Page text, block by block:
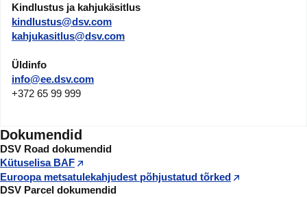
Kindlustus ja kahjukäsitlus
kindlustus@dsv.com
kahjukasitlus@dsv.com
Üldinfo
info@ee.dsv.com
+372 65 99 999
Dokumendid
DSV Road dokumendid
Kütuselisa BAF
Euroopa metsatulekahjudest põhjustatud tõrked
DSV Parcel dokumendid